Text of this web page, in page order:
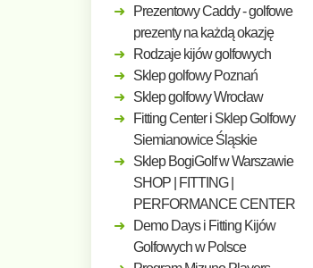
Prezentowy Caddy - golfowe
prezenty na każdą okazję
Rodzaje kijów golfowych
Sklep golfowy Poznań
Sklep golfowy Wrocław
Fitting Center i Sklep Golfowy
Siemianowice Śląskie
Sklep BogiGolf w Warszawie
SHOP | FITTING |
PERFORMANCE CENTER
Demo Days i Fitting Kijów
Golfowych w Polsce